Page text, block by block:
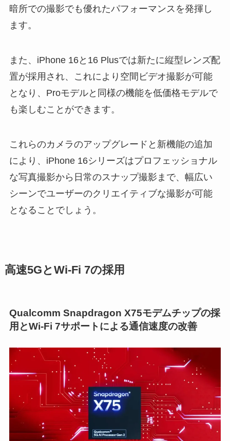
暗所での撮影でも優れたパフォーマンスを発揮し
ます。
また、iPhone 16と16 Plusでは新たに縦型レンズ配
置が採用され、これにより空間ビデオ撮影が可能
となり、Proモデルと同様の機能を低価格モデルで
も楽しむことができます。
これらのカメラのアップグレードと新機能の追加
により、iPhone 16シリーズはプロフェッショナル
な写真撮影から日常のスナップ撮影まで、幅広い
シーンでユーザーのクリエイティブな撮影が可能
となることでしょう。
高速5GとWi-Fi 7の採用
Qualcomm Snapdragon X75モデムチップの採
用とWi-Fi 7サポートによる通信速度の改善